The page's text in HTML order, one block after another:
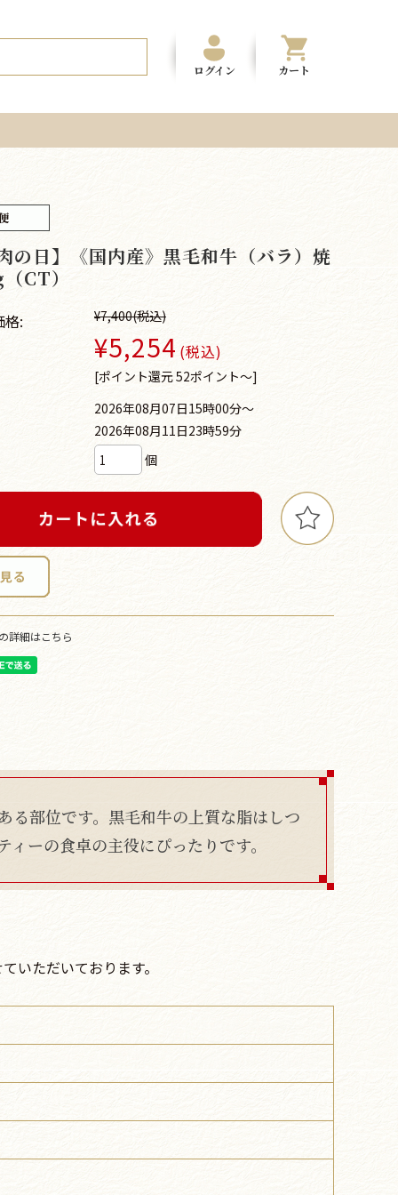
ログイン カート
の日】《国内産》黒毛和牛（バラ）焼
CT）
格: ¥7,400(税込)
¥5,254 (税込)
[ポイント還元 52ポイント～]
2026年08月07日15時00分～
2026年08月11日23時59分
個
詳細はこちら
る部位です。黒毛和牛の上質な脂はしつ
ーの食卓の主役にぴったりです。
いただいております。